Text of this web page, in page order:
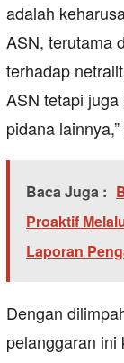
adalah
ASN, terutama
terhadap
ASN tetapi
pidana
Baca Juga :
Proaktif
Laporan
Dengan
pelanggaran ini